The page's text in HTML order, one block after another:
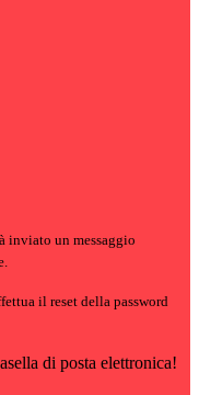
inviato un messaggio
il reset della password
di posta elettronica!